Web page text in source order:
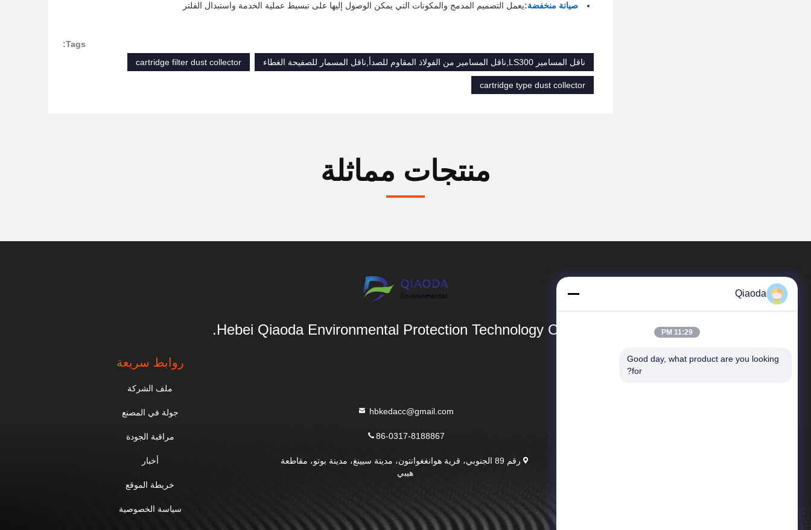
صيانة منخفضة:يعمل التصميم المدمج والمكونات التي يمكن الوصول إليها على تبسيط عملية الخدمة واستبدال الفلتر
Tags:
ناقل المسامير LS300,ناقل المسامير من الفولاذ المقاوم للصدأ,ناقل المسمار للصفيحة الغطاء
cartridge filter dust collector
cartridge type dust collector
منتجات مماثلة
Hebei Qiaoda Environmental Protection Technology Co., Ltd.
المنتجات
hbkedacc@gmail.com
86-0317-8188867
رقم 89 الجنوبي، قرية هوانغغوانتون، مدينة سيينغ، مدينة بوتو، مقاطعة
هيبي
روابط سريعة
ملف الشركة
جولة في المصنع
مراقبة الجودة
أخبار
خريطة الموقع
سياسة الخصوصية
Qiaoda
11:29 PM
Good day, what product are you looking
for?